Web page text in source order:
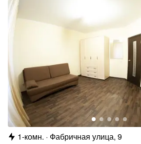
1-комн.
Фабричная улица, 9